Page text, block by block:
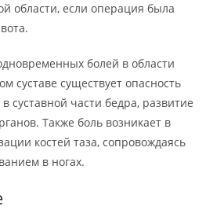
области, если операция была
болей в области
суставе существует опасность
суставной части бедра, развитие
Также боль возникает в
костей таза, сопровождаясь
в ногах.